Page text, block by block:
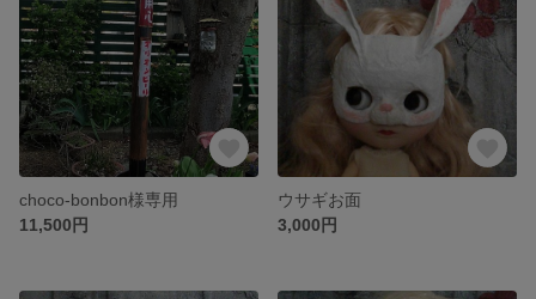
choco-bonbon様専用
11,500円
ウサギお面
3,000円